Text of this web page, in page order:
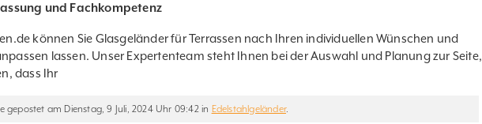
und Fachkompetenz
können Sie Glasgeländer für Terrassen nach Ihren individuellen Wünschen und
lassen. Unser Expertenteam steht Ihnen bei der Auswahl und Planung zur Seite,
dass Ihr
gepostet am Dienstag, 9 Juli, 2024 Uhr 09:42 in Edelstahlgeländer.